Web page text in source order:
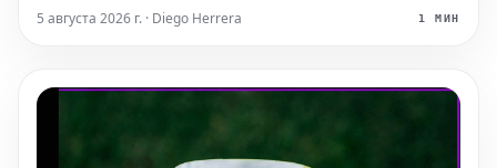
también debería hacerlo.
5 августа 2026 г. · Diego Herrera 1 МИН